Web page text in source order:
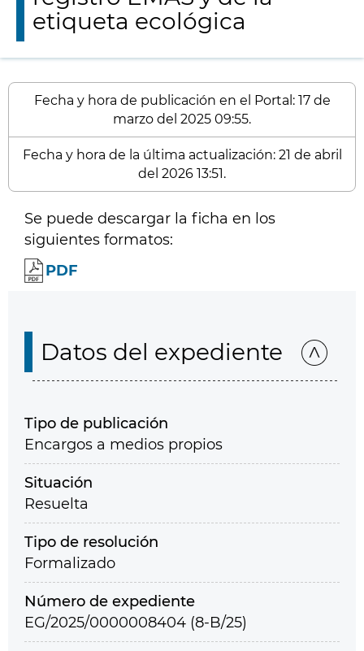
etiqueta ecológica
Fecha y hora de publicación en el Portal: 17 de
marzo del 2025 09:55.
Fecha y hora de la última actualización: 21 de abril
del 2026 13:51.
Se puede descargar la ficha en los
siguientes formatos:
PDF
Datos del expediente
Tipo de publicación
Encargos a medios propios
Situación
Resuelta
Tipo de resolución
Formalizado
Número de expediente
EG/2025/0000008404 (8-B/25)